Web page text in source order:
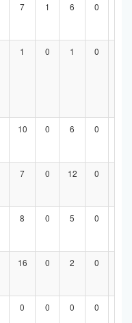
7 1 6 0
1 0 1 0
10 0 6 0
7 0 12 0
8 0 5 0
16 0 2 0
0 0 0 0